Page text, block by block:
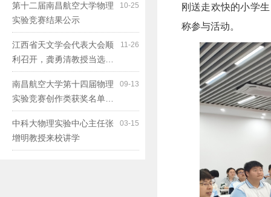
10-25
第十二届南昌航空大学物理
实验竞赛结果公示
11-26
江西省天文学会代表大会顺
利召开，龚勇清教授当选…
09-13
南昌航空大学第十四届物理
实验竞赛创作类获奖名单…
03-15
中科大物理实验中心主任张
增明教授来校讲学
刚送走欢快的小学
称参与活动。